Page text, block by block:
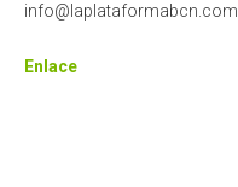
info@laplataformabcn.com
Enlace